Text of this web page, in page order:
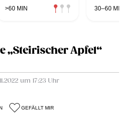
>60 MIN 30–60 MIN
„Steirischer Apfel“
um 17:23 Uhr
GEFÄLLT MIR